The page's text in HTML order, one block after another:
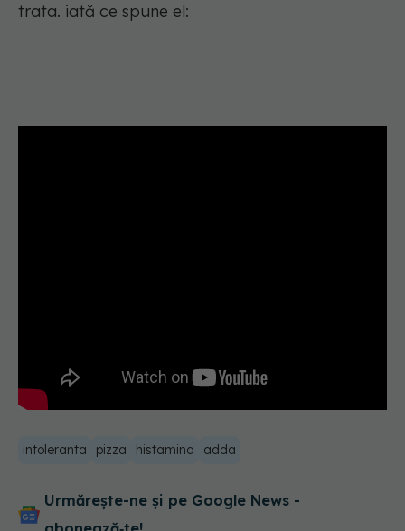
trata. iată ce spune el:
intoleranta pizza histamina adda
Urmărește-ne și pe Google News -